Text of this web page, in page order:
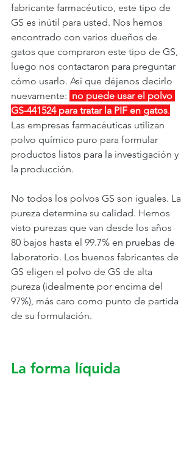
fabricante farmacéutico, este tipo de
GS es inútil para usted. Nos hemos
encontrado con varios dueños de
gatos que compraron este tipo de GS,
luego nos contactaron para preguntar
cómo usarlo. Así que déjenos decirlo
nuevamente: no puede usar el polvo
GS-441524 para tratar la PIF en gatos.
Las empresas farmacéuticas utilizan
polvo químico puro para formular
productos listos para la investigación y
la producción.
No todos los polvos GS son iguales. La
pureza determina su calidad. Hemos
visto purezas que van desde los años
80 bajos hasta el 99.7% en pruebas de
laboratorio. Los buenos fabricantes de
GS eligen el polvo de GS de alta
pureza (idealmente por encima del
97%), más caro como punto de partida
de su formulación.
La forma líquida